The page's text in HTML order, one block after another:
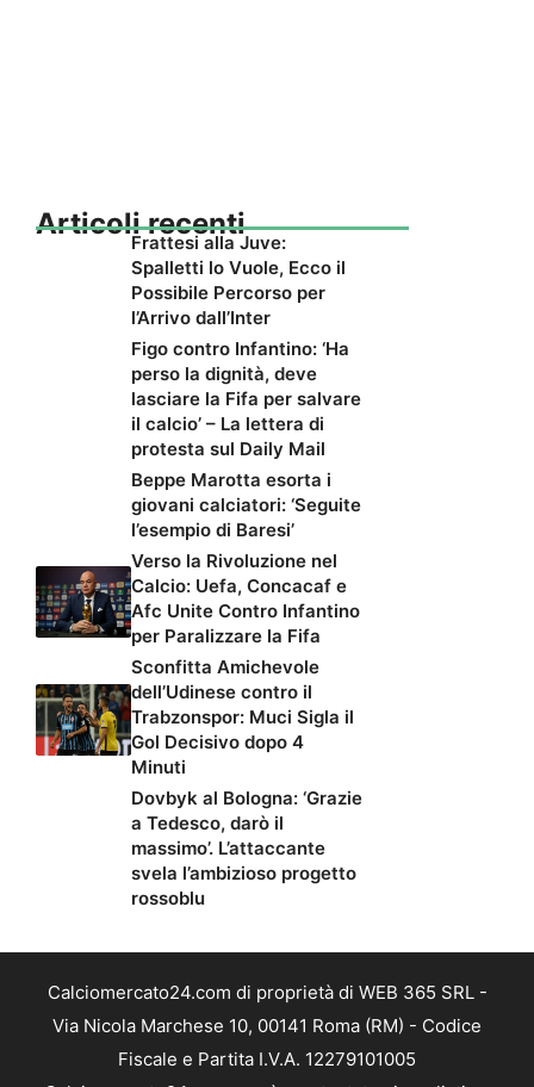
Articoli recenti
Frattesi alla Juve:
Spalletti lo Vuole, Ecco il
Possibile Percorso per
l’Arrivo dall’Inter
Figo contro Infantino: ‘Ha
perso la dignità, deve
lasciare la Fifa per salvare
il calcio’ – La lettera di
protesta sul Daily Mail
Beppe Marotta esorta i
giovani calciatori: ‘Seguite
l’esempio di Baresi’
Verso la Rivoluzione nel
Calcio: Uefa, Concacaf e
Afc Unite Contro Infantino
per Paralizzare la Fifa
Sconfitta Amichevole
dell’Udinese contro il
Trabzonspor: Muci Sigla il
Gol Decisivo dopo 4
Minuti
Dovbyk al Bologna: ‘Grazie
a Tedesco, darò il
massimo’. L’attaccante
svela l’ambizioso progetto
rossoblu
Calciomercato24.com di proprietà di WEB 365 SRL -
Via Nicola Marchese 10, 00141 Roma (RM) - Codice
Fiscale e Partita I.V.A. 12279101005